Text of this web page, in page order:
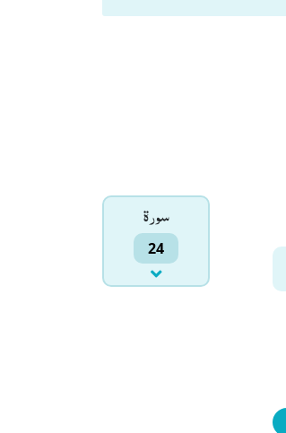
سورۃ
24